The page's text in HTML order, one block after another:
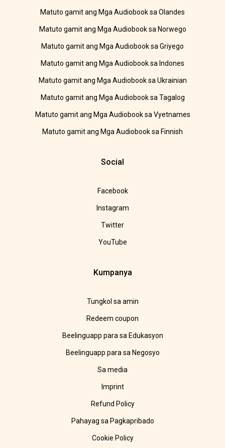
Matuto gamit ang Mga Audiobook sa Olandes
Matuto gamit ang Mga Audiobook sa Norwego
Matuto gamit ang Mga Audiobook sa Griyego
Matuto gamit ang Mga Audiobook sa Indones
Matuto gamit ang Mga Audiobook sa Ukrainian
Matuto gamit ang Mga Audiobook sa Tagalog
Matuto gamit ang Mga Audiobook sa Vyetnames
Matuto gamit ang Mga Audiobook sa Finnish
Social
Facebook
Instagram
Twitter
YouTube
Kumpanya
Tungkol sa amin
Redeem coupon
Beelinguapp para sa Edukasyon
Beelinguapp para sa Negosyo
Sa media
Imprint
Refund Policy
Pahayag sa Pagkapribado
Cookie Policy